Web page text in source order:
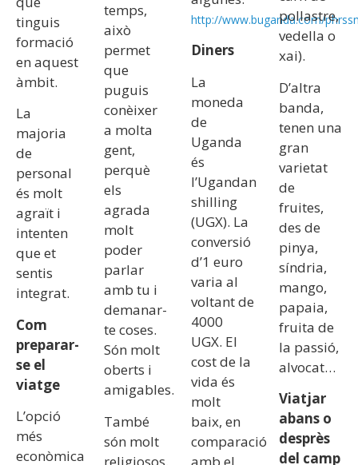
tinguis
formació
en aquest
àmbit.
La
majoria
de
personal
és molt
agraït i
intenten
que et
sentis
integrat.
Com
preparar-
se el
viatge
L’opció
més
econòmica
temps,
això
permet
que
puguis
conèixer
a molta
gent,
perquè
els
agrada
molt
poder
parlar
amb tu i
demanar-
te coses.
Són molt
oberts i
amigables.
També
són molt
religiosos,
http://www.buganda.com/
Diners
La
moneda
de
Uganda
és
l’Ugandan
shilling
(UGX). La
conversió
d’1 euro
varia al
voltant de
4000
UGX. El
cost de la
vida és
molt
baix, en
comparació
amb el
pollastre,
vedella o
xai).
D’altra
banda,
tenen una
gran
varietat
de
fruites,
des de
pinya,
síndria,
mango,
papaia,
fruita de
la passió,
alvocat…
Viatjar
abans o
desprès
del camp